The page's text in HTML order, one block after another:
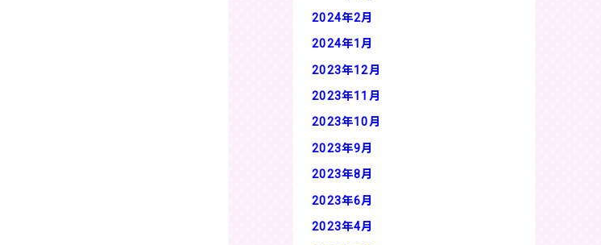
2024年2月
2024年1月
2023年12月
2023年11月
2023年10月
2023年9月
2023年8月
2023年6月
2023年4月